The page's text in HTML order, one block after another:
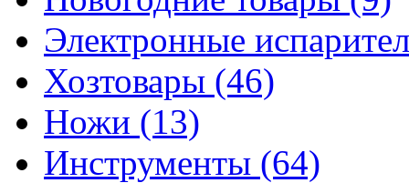
Электронные
Хозтовары (46)
Ножи (13)
Инструменты (64)